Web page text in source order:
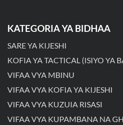
KATEGORIA YA BIDHAA
SARE YA KIJESHI
KOFIA YA TACTICAL (ISIYO YA
VIFAA VYA MBINU
VIFAA VYA KOFIA YA KIJESHI
VIFAA VYA KUZUIA RISASI
VIFAA VYA KUPAMBANA NA